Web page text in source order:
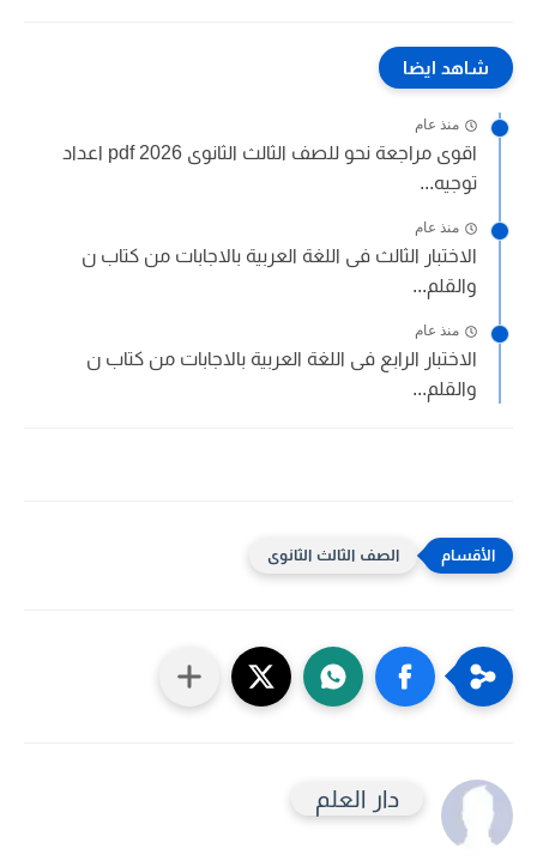
شاهد ايضا
منذ عام
اقوى مراجعة نحو للصف الثالث الثانوى 2026 pdf اعداد
توجيه...
منذ عام
الاختبار الثالث فى اللغة العربية بالاجابات من كتاب ن
والقلم...
منذ عام
الاختبار الرابع فى اللغة العربية بالاجابات من كتاب ن
والقلم...
الصف الثالث الثانوى
دار العلم